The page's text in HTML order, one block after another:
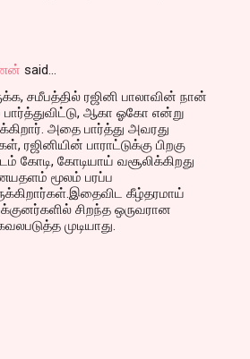
said…
சமீபத்தில் ரஜினி பாலாவின் நான்
பார்த்துவிட்டு, ஆகா ஓகோ என்று
அதை பார்த்து அவரது
ரஜினியின் பாராட்டுக்கு பிறகு
கோடி, கோடியாய் வசூலிக்கிறது
மூலம் பரப்ப
கீழ்தரமாய்
சிறந்த ஒருவரான
முடியாது.